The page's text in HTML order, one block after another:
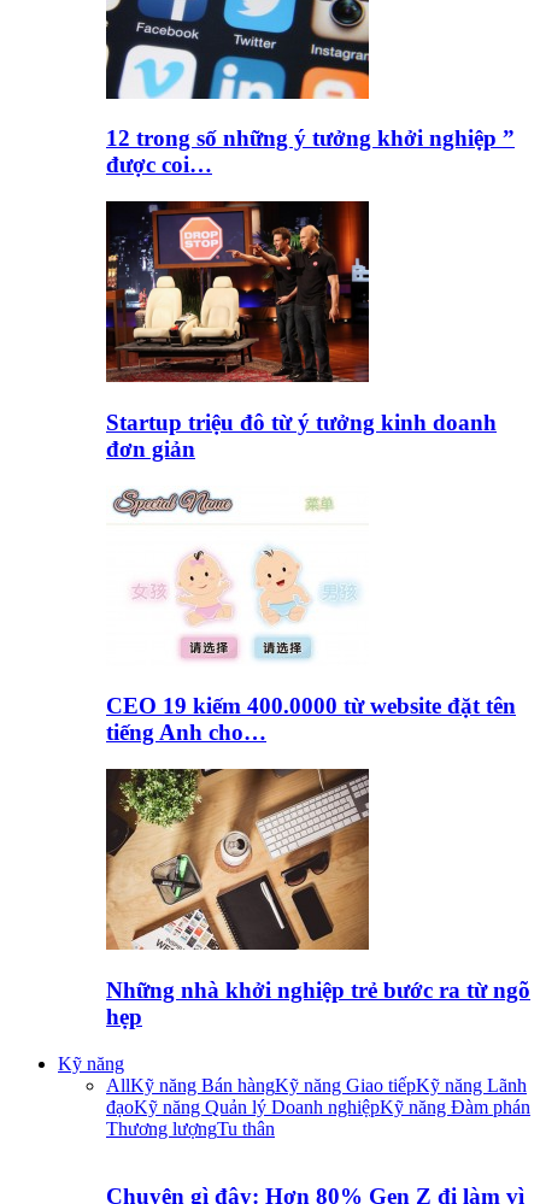
12 trong số những ý tưởng khởi nghiệp ”
được coi…
Startup triệu đô từ ý tưởng kinh doanh
đơn giản
CEO 19 kiếm 400.0000 từ website đặt tên
tiếng Anh cho…
Những nhà khởi nghiệp trẻ bước ra từ ngõ
hẹp
Kỹ năng
AllKỹ năng Bán hàngKỹ năng Giao tiếpKỹ năng Lãnh
đạoKỹ năng Quản lý Doanh nghiệpKỹ năng Đàm phán
Thương lượngTu thân
Chuyện gì đây: Hơn 80% Gen Z đi làm vì